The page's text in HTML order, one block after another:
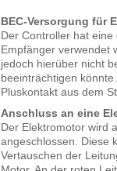
BEC-Versorgung für
Der Controller hat
Empfänger verwendet
jedoch hierüber nicht
beeinträchtigen
Pluskontakt aus dem
Anschluss an eine
Der Elektromotor wird
angeschlossen. Diese
Vertauschen der